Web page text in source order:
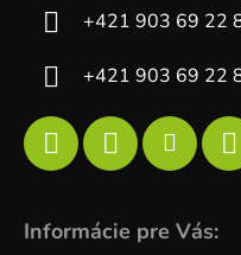
+421 903 69 22
+421 903 69 22
Informácie pre Vás: